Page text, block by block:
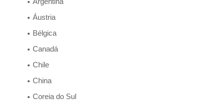
Argentina
Áustria
Bélgica
Canadá
Chile
China
Coreia do Sul